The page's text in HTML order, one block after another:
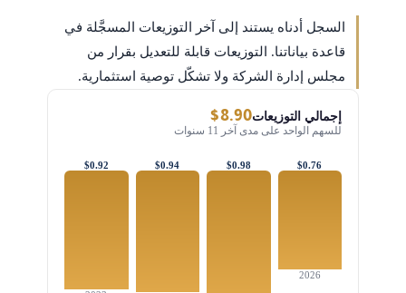
السجل أدناه يستند إلى آخر التوزيعات المسجَّلة في
قاعدة بياناتنا. التوزيعات قابلة للتعديل بقرار من
مجلس إدارة الشركة ولا تشكّل توصية استثمارية.
إجمالي التوزيعات$8.90
للسهم الواحد على مدى آخر 11 سنوات
$0.76
2026
$0.98
$0.94
$0.92